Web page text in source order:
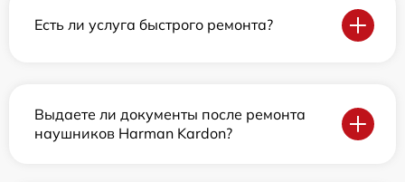
Есть ли услуга быстрого ремонта?
Выдаете ли документы после ремонта
наушников Harman Kardon?